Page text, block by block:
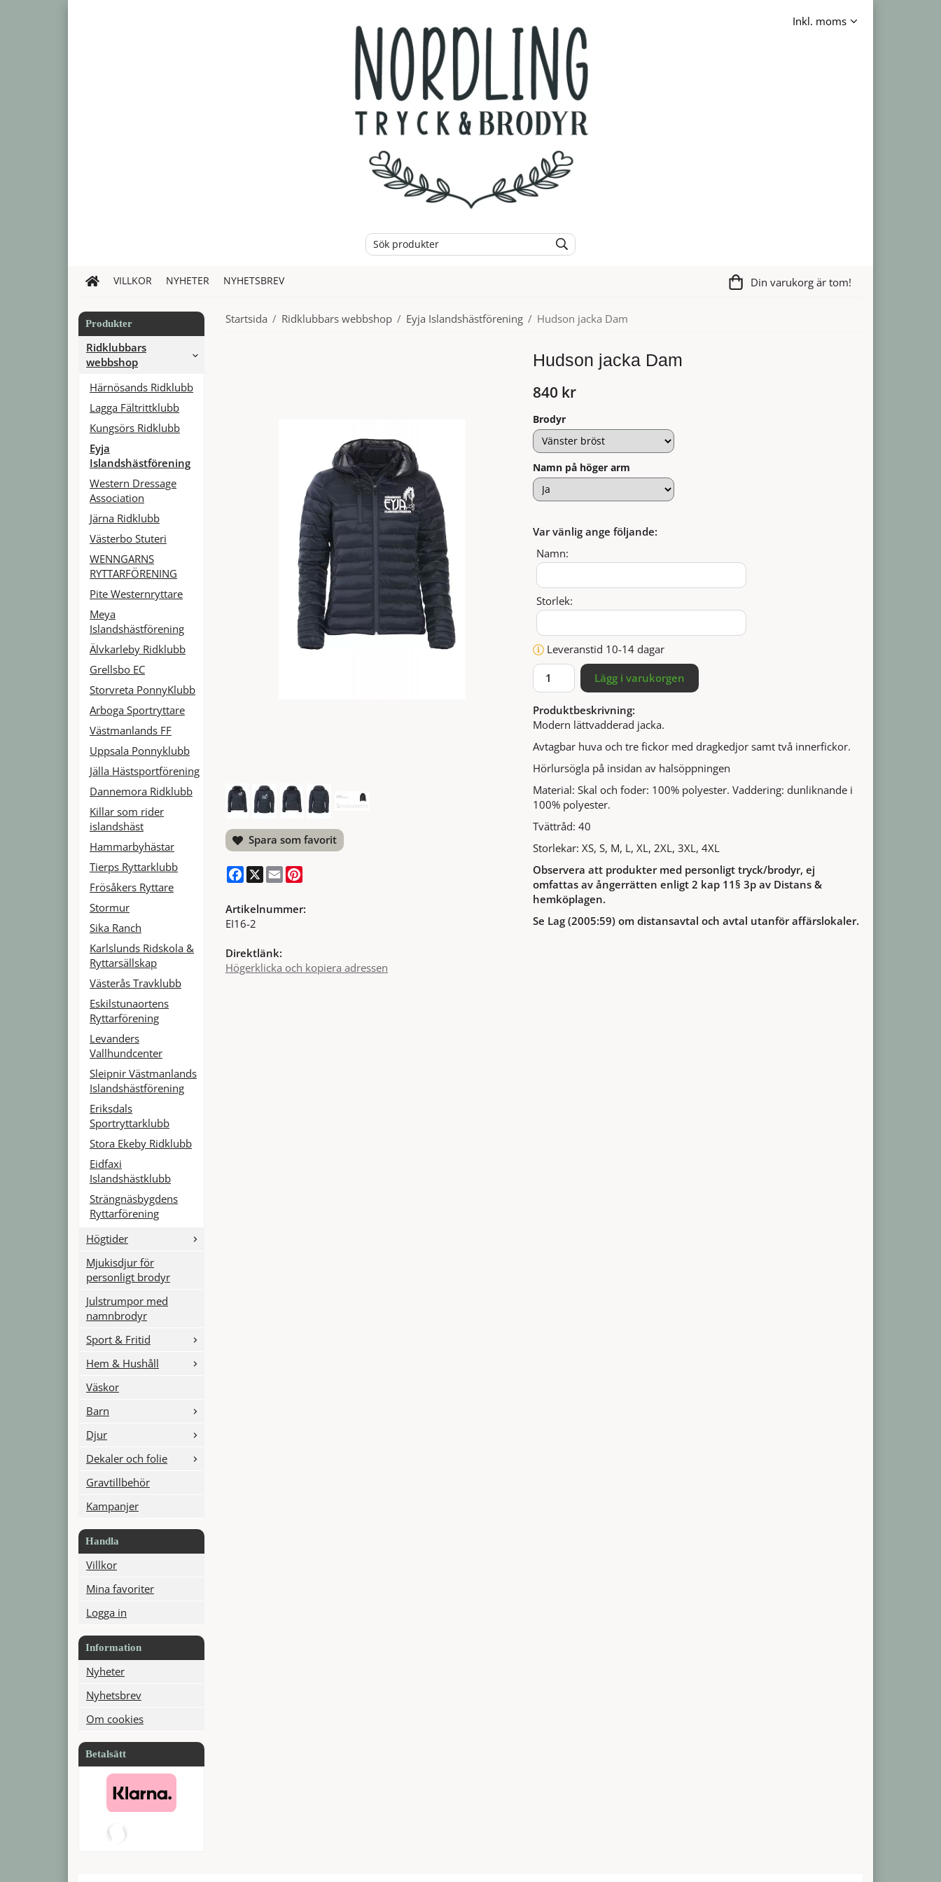
VILLKOR NYHETER NYHETSBREV Din varukorg är tom!
Produkter
Ridklubbars
webbshop
Härnösands Ridklubb
Lagga Fältrittklubb
Kungsörs Ridklubb
Eyja
Islandshästförening
Western Dressage
Association
Järna Ridklubb
Västerbo Stuteri
WENNGARNS
RYTTARFÖRENING
Pite Westernryttare
Meya
Islandshästförening
Älvkarleby Ridklubb
Grellsbo EC
Storvreta PonnyKlubb
Arboga Sportryttare
Västmanlands FF
Uppsala Ponnyklubb
Jälla Hästsportförening
Dannemora Ridklubb
Killar som rider
islandshäst
Hammarbyhästar
Tierps Ryttarklubb
Frösåkers Ryttare
Stormur
Sika Ranch
Karlslunds Ridskola &
Ryttarsällskap
Västerås Travklubb
Eskilstunaortens
Ryttarförening
Levanders
Vallhundcenter
Sleipnir Västmanlands
Islandshästförening
Eriksdals
Sportryttarklubb
Stora Ekeby Ridklubb
Eidfaxi
Islandshästklubb
Strängnäsbygdens
Ryttarförening
Högtider
Mjukisdjur för
personligt brodyr
Julstrumpor med
namnbrodyr
Sport & Fritid
Hem & Hushåll
Väskor
Barn
Djur
Dekaler och folie
Gravtillbehör
Kampanjer
Handla
Villkor
Mina favoriter
Logga in
Information
Nyheter
Nyhetsbrev
Om cookies
Betalsätt
Startsida / Ridklubbars webbshop / Eyja Islandshästförening / Hudson jacka Dam
Hudson jacka Dam
840 kr
Brodyr
Namn på höger arm
Var vänlig ange följande:
Namn:
Storlek:
Leveranstid 10-14 dagar
Lägg i varukorgen
Produktbeskrivning:
Modern lättvadderad jacka.
Avtagbar huva och tre fickor med dragkedjor samt två innerfickor.
Hörlursögla på insidan av halsöppningen
Material: Skal och foder: 100% polyester. Vaddering: dunliknande i
100% polyester.
Tvättråd: 40
Storlekar: XS, S, M, L, XL, 2XL, 3XL, 4XL
Observera att produkter med personligt tryck/brodyr, ej
omfattas av ångerrätten enligt 2 kap 11§ 3p av Distans &
hemköplagen.
Se Lag (2005:59) om distansavtal och avtal utanför affärslokaler.
Spara som favorit
Facebook
X Email
Artikelnummer:
EI16-2
Direktlänk:
Högerklicka och kopiera adressen